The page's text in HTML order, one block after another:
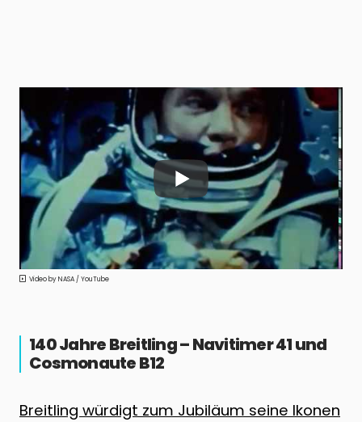
NASA / YouTube
140 Jahre Breitling – Navitimer 41 und
Cosmonaute B12
Breitling würdigt zum Jubiläum seine Ikonen